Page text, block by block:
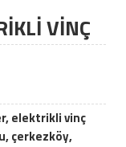
VİNÇ
elektrikli vinç
çerkezköy,